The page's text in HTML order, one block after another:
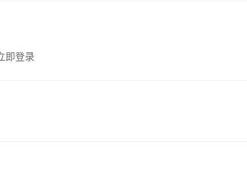
即登录